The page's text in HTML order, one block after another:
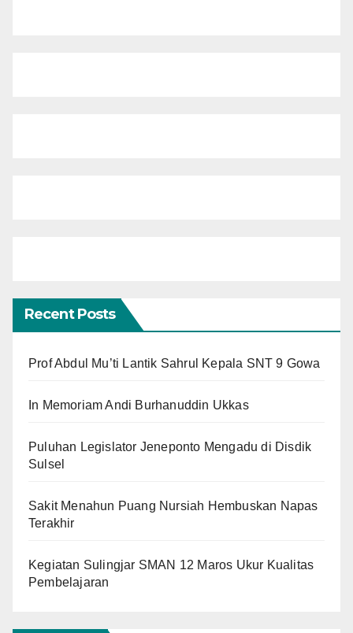
Recent Posts
Prof Abdul Mu’ti Lantik Sahrul Kepala SNT 9 Gowa
In Memoriam Andi Burhanuddin Ukkas
Puluhan Legislator Jeneponto Mengadu di Disdik
Sulsel
Sakit Menahun Puang Nursiah Hembuskan Napas
Terakhir
Kegiatan Sulingjar SMAN 12 Maros Ukur Kualitas
Pembelajaran